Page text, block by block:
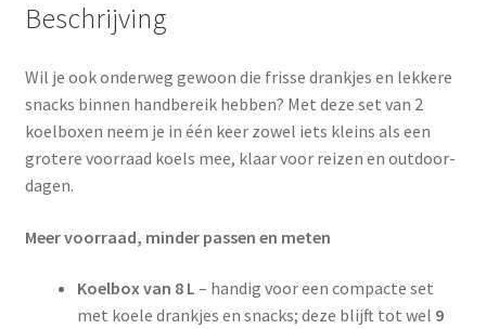
Beschrijving
Wil je ook onderweg gewoon die frisse drankjes en lekkere
snacks binnen handbereik hebben? Met deze set van 2
koelboxen neem je in één keer zowel iets kleins als een
grotere voorraad koels mee, klaar voor reizen en outdoor-
dagen.
Meer voorraad, minder passen en meten
Koelbox van 8 L – handig voor een compacte set
met koele drankjes en snacks; deze blijft tot wel 9